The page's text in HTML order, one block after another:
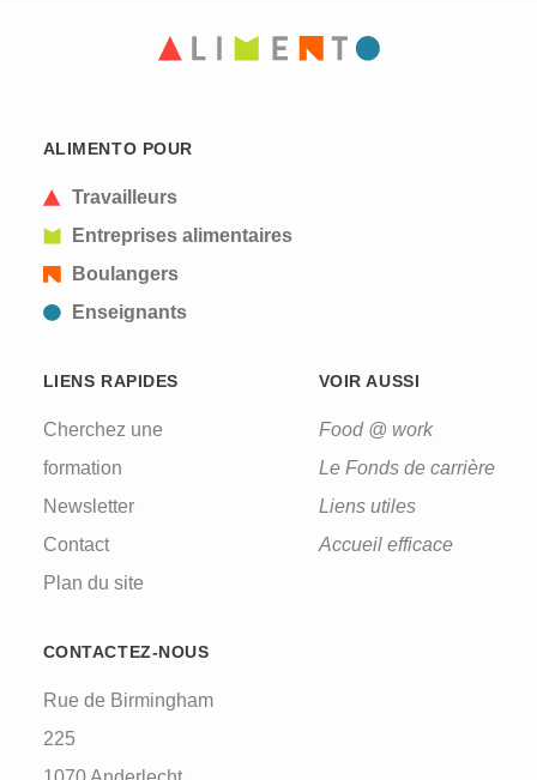
ALIMENTO POUR
Travailleurs
Entreprises alimentaires
Boulangers
Enseignants
LIENS RAPIDES
Cherchez une
formation
Newsletter
Contact
Plan du site
VOIR AUSSI
Food @ work
Le Fonds de carrière
Liens utiles
Accueil efficace
CONTACTEZ-NOUS
Rue de Birmingham
225